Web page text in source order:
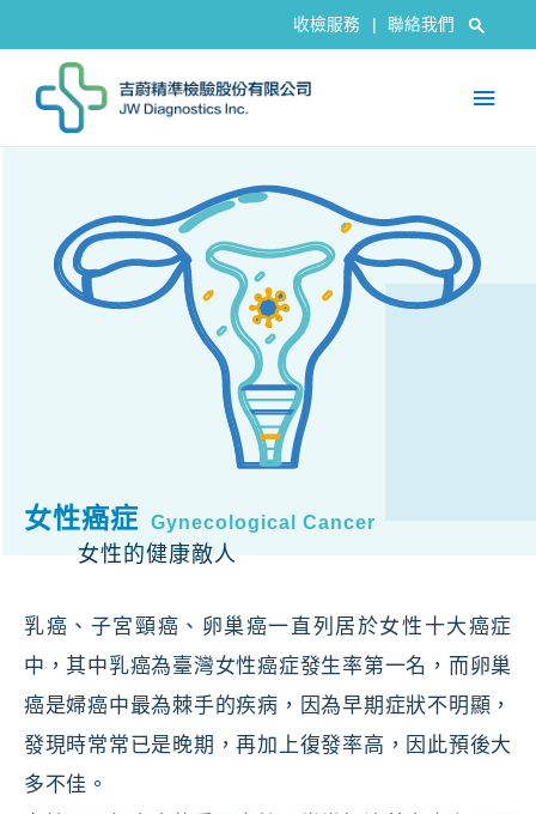
收檢服務 聯絡我們
女性癌症 Gynecological Cancer
女性的健康敵人
乳癌、子宮頸癌、卵巢癌一直列居於女性十大癌症
中，其中乳癌為臺灣女性癌症發生率第一名，而卵巢
癌是婦癌中最為棘手的疾病，因為早期症狀不明顯，
發現時常常已是晚期，再加上復發率高，因此預後大
多不佳。